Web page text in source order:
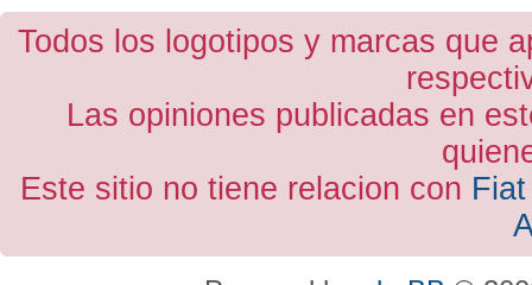
Todos los logotipos y marcas que
Las opiniones publicadas en
Este sitio no tiene relacion con